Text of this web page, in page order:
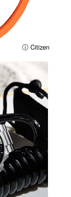
ⓘ Citizen